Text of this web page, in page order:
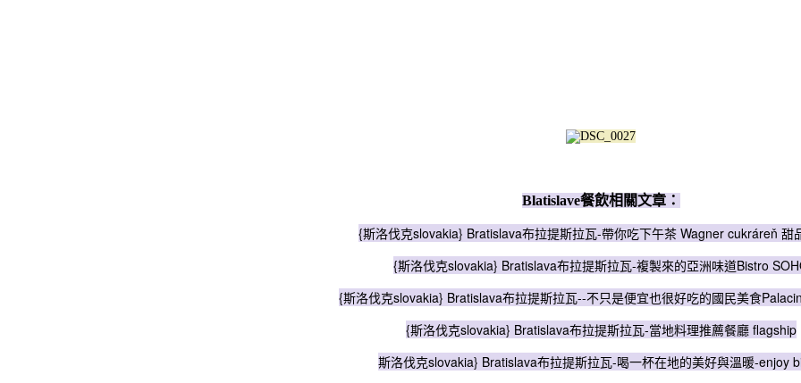
Blatislave餐飲相關文章：
{斯洛伐克slovakia} Bratislava布拉提斯拉瓦-帶你吃下午茶 Wagner cukráreň 甜
{斯洛伐克slovakia} Bratislava布拉提斯拉瓦-複製來的亞洲味道Bistro
{斯洛伐克slovakia} Bratislava布拉提斯拉瓦--不只是便宜也很好吃的國民美食
{斯洛伐克slovakia} Bratislava布拉提斯拉瓦-當地料理推薦餐廳 flagship
斯洛伐克slovakia} Bratislava布拉提斯拉瓦-喝一杯在地的美好與溫暖-enjoy